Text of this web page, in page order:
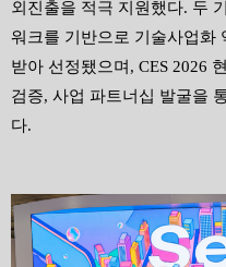
외진출을 적극 지원했다. 두
워크를 기반으로 기술사업화
받아 선정됐으며 , CES 2026
검증, 사업 파트너십 발굴을
다.